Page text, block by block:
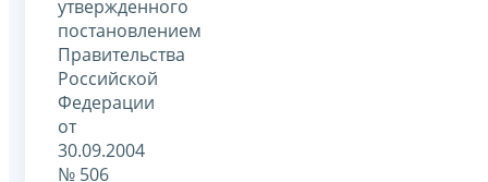
утвержденного
постановлением
Правительства
Российской
Федерации
от
30.09.2004
№ 506